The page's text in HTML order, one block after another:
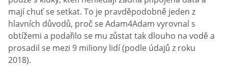
mají chuť se setkat. To je pravděpodobně jeden z
hlavních důvodů, proč se Adam4Adam vyrovnal s
obtížemi a podařilo se mu zůstat tak dlouho na vodě a
prosadil se mezi 9 miliony lidí (podle údajů z roku
2018).